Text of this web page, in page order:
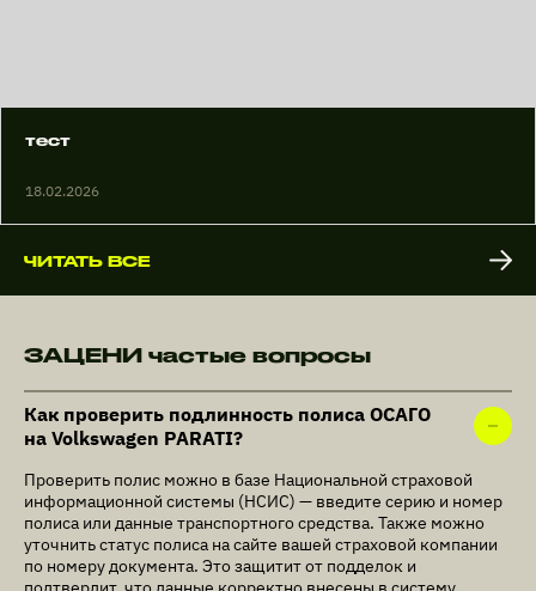
тест
18.02.2026
ЧИТАТЬ ВСЕ
ЗАЦЕНИ частые вопросы
Как проверить подлинность полиса ОСАГО
на Volkswagen PARATI?
Проверить полис можно в базе Национальной страховой
информационной системы (НСИС) — введите серию и номер
полиса или данные транспортного средства. Также можно
уточнить статус полиса на сайте вашей страховой компании
по номеру документа. Это защитит от подделок и